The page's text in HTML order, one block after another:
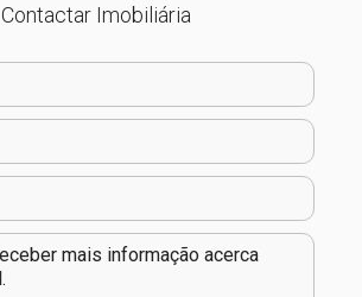
Contactar Imobiliária